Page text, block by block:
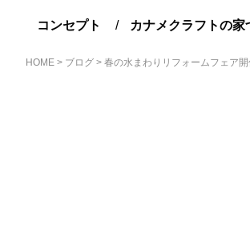
コンセプト カナメクラフトの家
HOME > ブログ > 春の水まわりリフォームフェア